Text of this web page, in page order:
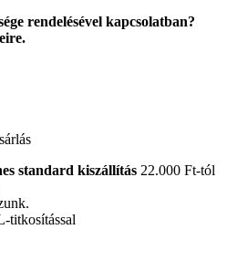
rendelésével kapcsolatban?
standard kiszállítás 22.000 Ft-tól
titkosítással